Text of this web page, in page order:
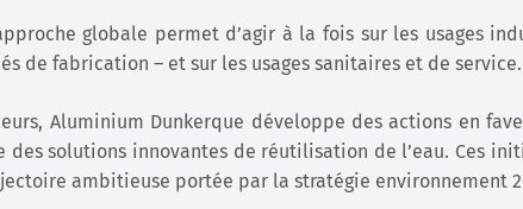
globale permet d’agir à la fois sur les usages
de fabrication – et sur les usages sanitaires et de service.
Aluminium Dunkerque développe des actions en
des solutions innovantes de réutilisation de l’eau. Ces
ambitieuse portée par la stratégie environnement